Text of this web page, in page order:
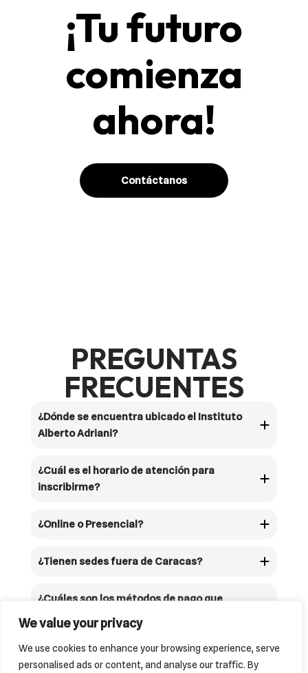
We value your privacy
We use cookies to enhance your browsing experience, serve
personalised ads or content, and analyse our traffic. By
¡Tu futuro
comienza
ahora!
Contáctanos
PREGUNTAS
FRECUENTES
¿Dónde se encuentra ubicado el Instituto
Alberto Adriani?
¿Cuál es el horario de atención para
inscribirme?
¿Online o Presencial?
¿Tienen sedes fuera de Caracas?
¿Cuáles son los métodos de pago que
tienen disponibles?